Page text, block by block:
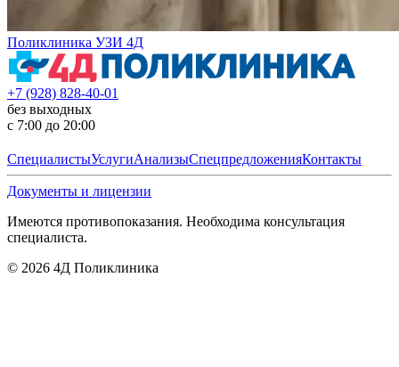
Поликлиника УЗИ 4Д
+7 (928) 828-40-01
без выходных
с 7:00 до 20:00
СпециалистыУслугиАнализыСпецпредложенияКонтакты
Документы и лицензии
Имеются противопоказания. Необходима консультация
специалиста.
© 2026 4Д Поликлиника